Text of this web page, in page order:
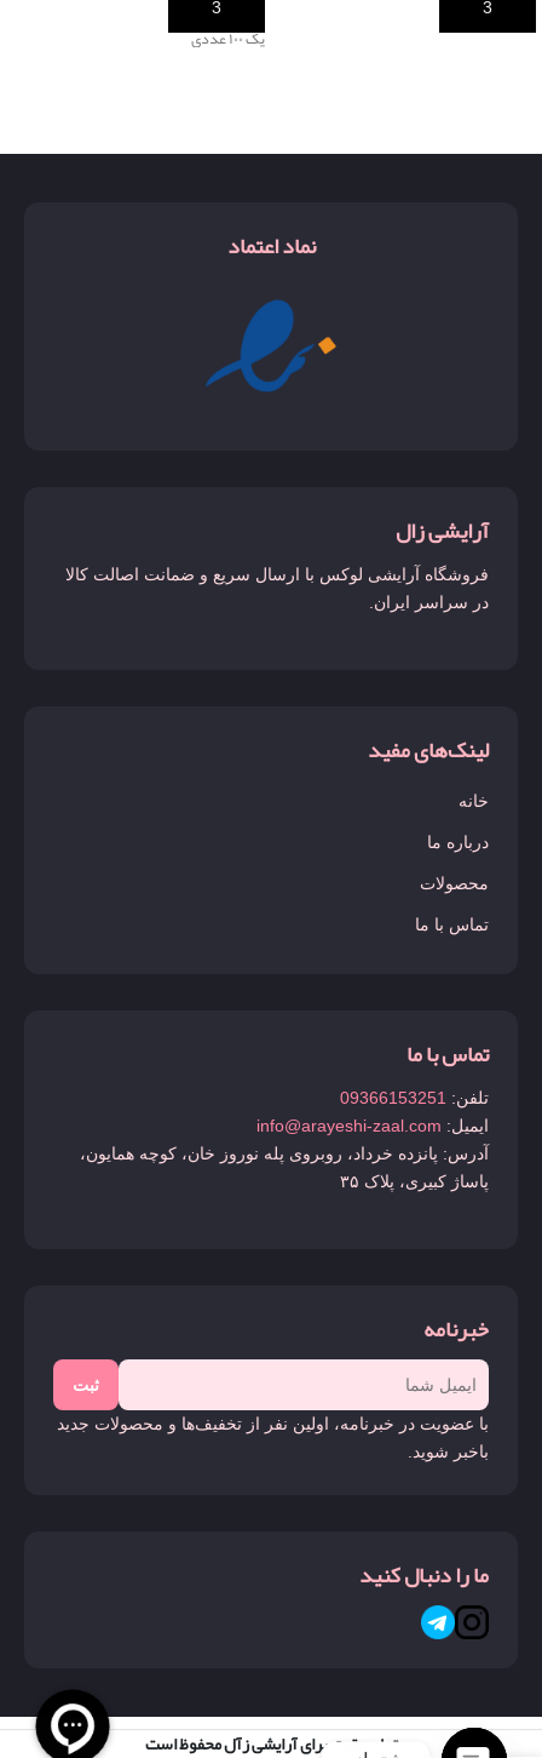
پک ۱۰۰ عددی
نماد اعتماد
آرایشی زال
فروشگاه آرایشی لوکس با ارسال سریع و ضمانت اصالت کالا
در سراسر ایران.
لینک‌های مفید
خانه
درباره ما
محصولات
تماس با ما
تماس با ما
تلفن: 09366153251
ایمیل: info@arayeshi-zaal.com
آدرس: پانزده خرداد، روبروی پله نوروز خان، کوچه همایون،
پاساژ کبیری، پلاک ۳۵
خبرنامه
ثبت
با عضویت در خبرنامه، اولین نفر از تخفیف‌ها و محصولات جدید
باخبر شوید.
ما را دنبال کنید
تمام حقوق برای آرایشی زآل محفوظ است